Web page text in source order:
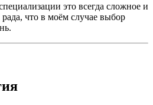
это всегда сложное и
что в моём случае выбор